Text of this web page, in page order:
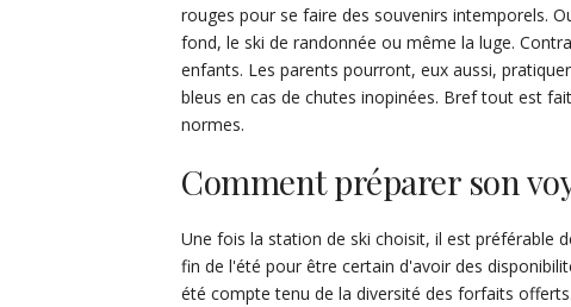
rouges pour se faire des souvenirs intemporels.
fond, le ski de randonnée ou même la luge.
enfants. Les parents pourront, eux aussi,
bleus en cas de chutes inopinées. Bref tout est
normes.
Comment préparer son
Une fois la station de ski choisit, il est préférable
fin de l'été pour être certain d'avoir des
été compte tenu de la diversité des forfaits